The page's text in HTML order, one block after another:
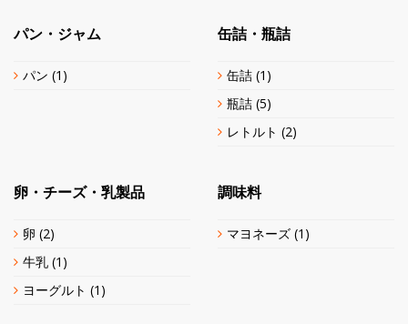
パン・ジャム
パン (1)
缶詰・瓶詰
缶詰 (1)
瓶詰 (5)
レトルト (2)
卵・チーズ・乳製品
卵 (2)
牛乳 (1)
ヨーグルト (1)
調味料
マヨネーズ (1)